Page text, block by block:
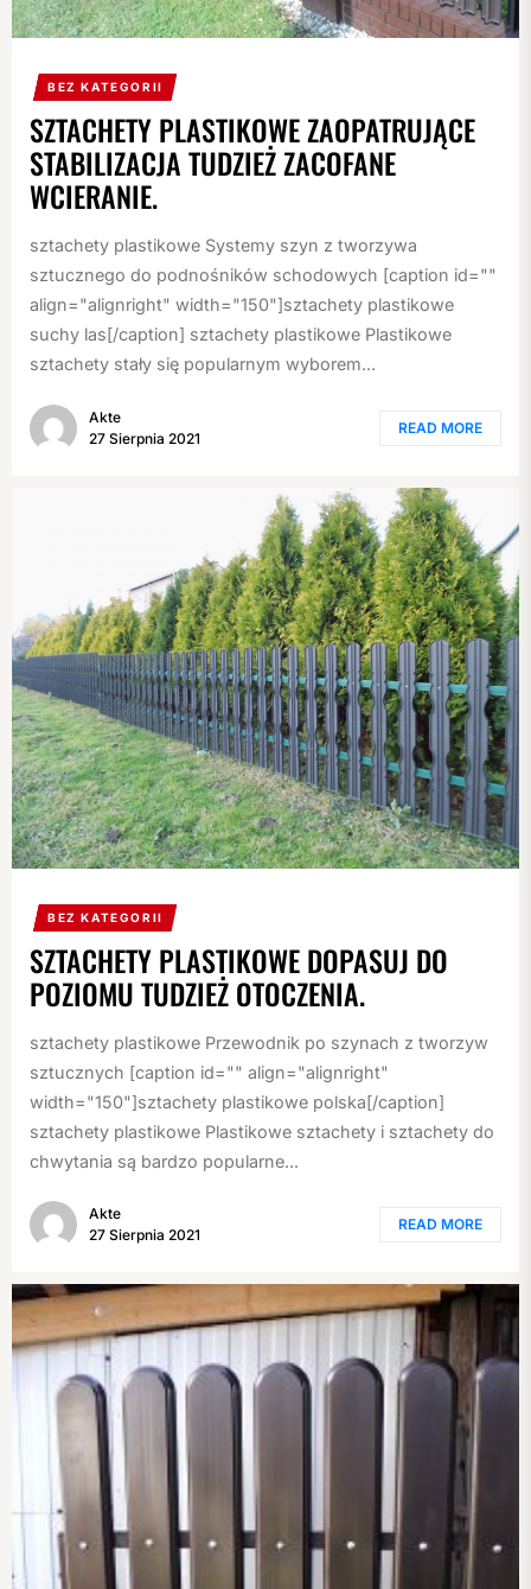
BEZ KATEGORII
SZTACHETY PLASTIKOWE ZAOPATRUJĄCE
STABILIZACJA TUDZIEŻ ZACOFANE
WCIERANIE.
sztachety plastikowe Systemy szyn z tworzywa
sztucznego do podnośników schodowych [caption id=""
align="alignright" width="150"]sztachety plastikowe
suchy las[/caption] sztachety plastikowe Plastikowe
sztachety stały się popularnym wyborem...
Akte
27 Sierpnia 2021
READ MORE
BEZ KATEGORII
SZTACHETY PLASTIKOWE DOPASUJ DO
POZIOMU TUDZIEŻ OTOCZENIA.
sztachety plastikowe Przewodnik po szynach z tworzyw
sztucznych [caption id="" align="alignright"
width="150"]sztachety plastikowe polska[/caption]
sztachety plastikowe Plastikowe sztachety i sztachety do
chwytania są bardzo popularne...
Akte
27 Sierpnia 2021
READ MORE